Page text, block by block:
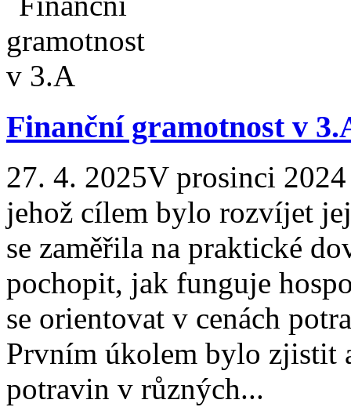
Finanční gramotnost v
27. 4. 2025V prosinci
jehož cílem bylo rozvíjet
se zaměřila na praktické
pochopit, jak funguje
se orientovat v cenách
Prvním úkolem bylo zjistit
potravin v různých...